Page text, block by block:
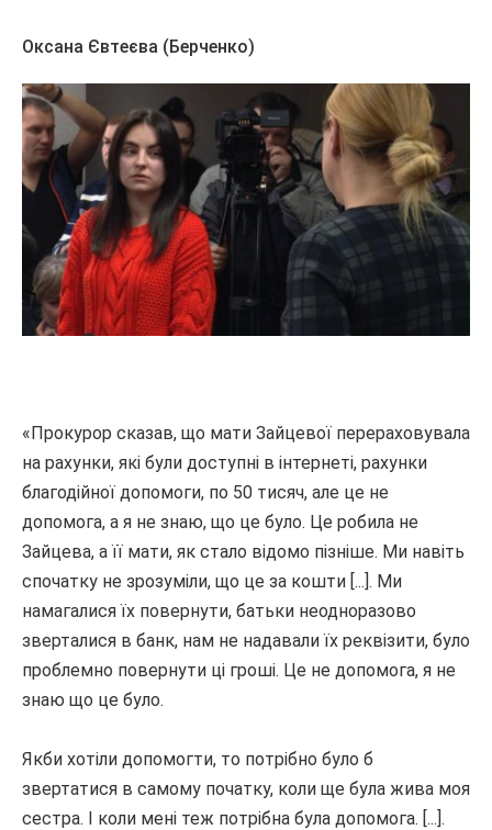
Оксана Євтеєва (Берченко)
«Прокурор сказав, що мати Зайцевої перераховувала
на рахунки, які були доступні в інтернеті, рахунки
благодійної допомоги, по 50 тисяч, але це не
допомога, а я не знаю, що це було. Це робила не
Зайцева, а її мати, як стало відомо пізніше. Ми навіть
спочатку не зрозуміли, що це за кошти [...]. Ми
намагалися їх повернути, батьки неодноразово
зверталися в банк, нам не надавали їх реквізити, було
проблемно повернути ці гроші. Це не допомога, я не
знаю що це було.
Якби хотіли допомогти, то потрібно було б
звертатися в самому початку, коли ще була жива моя
сестра.
І коли мені теж потрібна була допомога. [...].